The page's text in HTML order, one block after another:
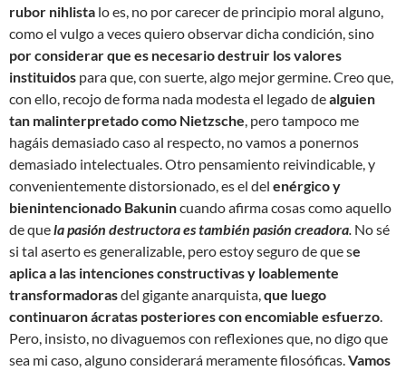
rubor nihlista lo es, no por carecer de principio moral alguno,
como el vulgo a veces quiero observar dicha condición, sino
por considerar que es necesario destruir los valores
instituidos para que, con suerte, algo mejor germine. Creo que,
con ello, recojo de forma nada modesta el legado dealguien
tan malinterpretado como Nietzsche , pero tampoco me
hagáis demasiado caso al respecto, no vamos a ponernos
demasiado intelectuales. Otro pensamiento reivindicable, y
convenientemente distorsionado, es el del enérgico y
bienintencionado Bakunincuando afirma cosas como aquello
de quela pasión destructora es también pasión creadora No sé
si tal aserto es generalizable, pero estoy seguro de que se
aplica a las intenciones constructivas y loablemente
transformadorasdel gigante anarquista, que luego
continuaron ácratas posteriores con encomiable esfuerzo
Pero, insisto, no divaguemos con reflexiones que, no digo que
sea mi caso, alguno considerará meramente filosóficas. Vamos